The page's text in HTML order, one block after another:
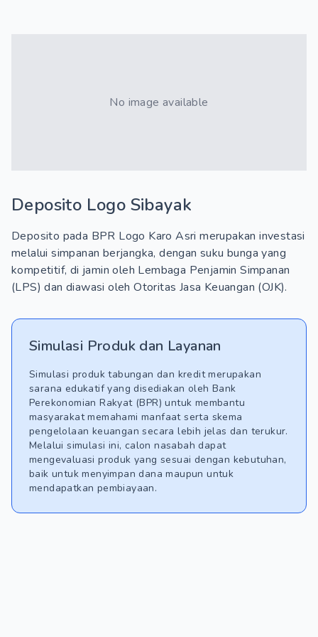
No image available
Deposito Logo Sibayak
Deposito pada BPR Logo Karo Asri merupakan investasi
melalui simpanan berjangka, dengan suku bunga yang
kompetitif, di jamin oleh Lembaga Penjamin Simpanan
(LPS) dan diawasi oleh Otoritas Jasa Keuangan (OJK).
Simulasi Produk dan Layanan
Simulasi produk tabungan dan kredit merupakan
sarana edukatif yang disediakan oleh Bank
Perekonomian Rakyat (BPR) untuk membantu
masyarakat memahami manfaat serta skema
pengelolaan keuangan secara lebih jelas dan terukur.
Melalui simulasi ini, calon nasabah dapat
mengevaluasi produk yang sesuai dengan kebutuhan,
baik untuk menyimpan dana maupun untuk
mendapatkan pembiayaan.